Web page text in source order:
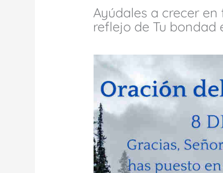
Ayúdales a crecer
reflejo de Tu bondad